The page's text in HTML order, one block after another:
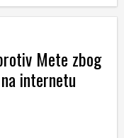
Mete zbog
internetu